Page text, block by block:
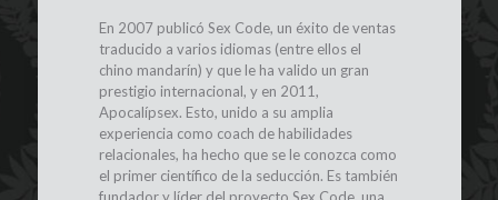
En 2007 publicó Sex Code, un éxito de ventas
traducido a varios idiomas (entre ellos el
chino mandarín) y que le ha valido un gran
prestigio internacional, y en 2011,
Apocalípsex. Esto, unido a su amplia
experiencia como coach de habilidades
relacionales, ha hecho que se le conozca como
el primer científico de la seducción. Es también